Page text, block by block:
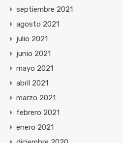
septiembre 2021
agosto 2021
julio 2021
junio 2021
mayo 2021
abril 2021
marzo 2021
febrero 2021
enero 2021